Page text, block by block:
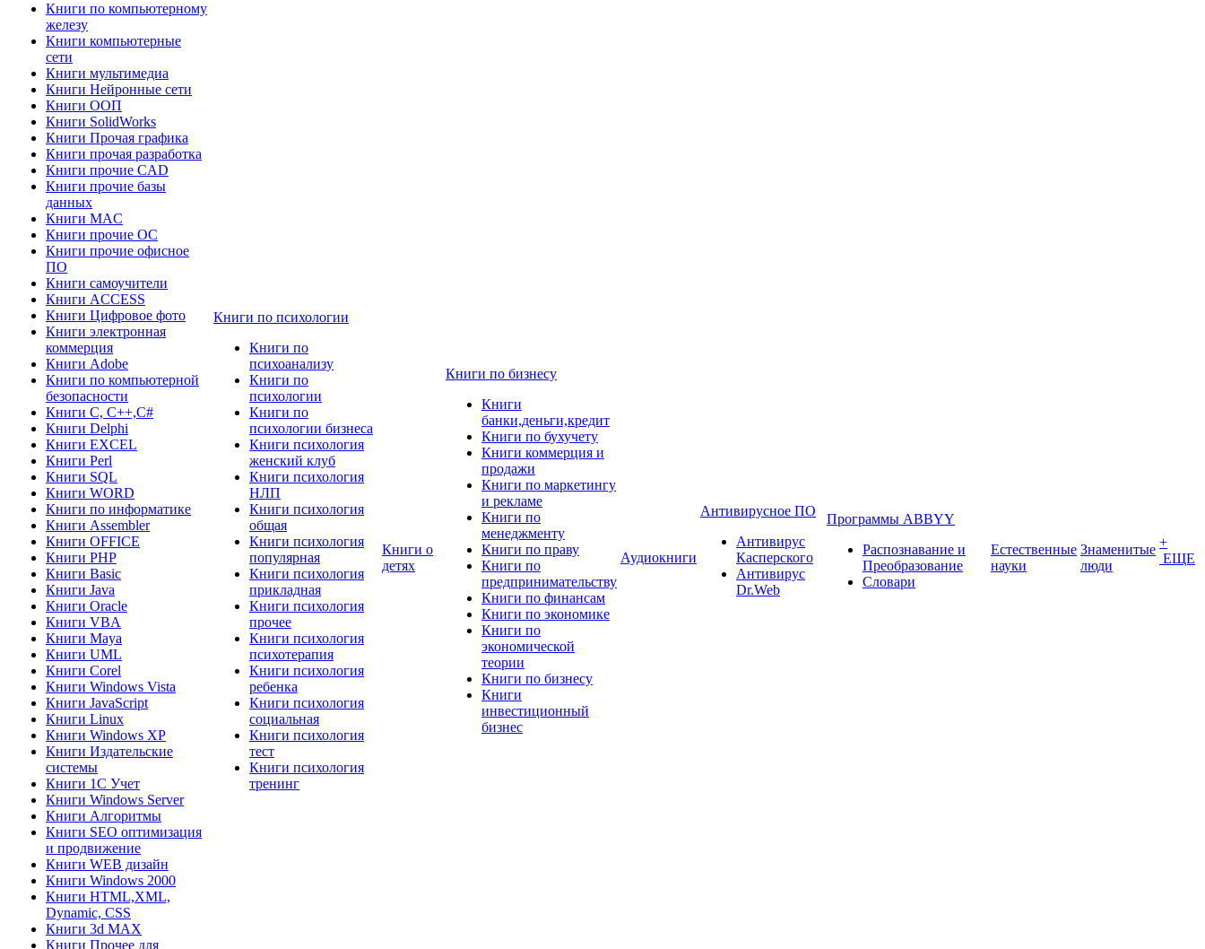
Книги по компьютерному
железу
Книги компьютерные
сети
Книги мультимедиа
Книги Нейронные сети
Книги ООП
Книги SolidWorks
Книги Прочая графика
Книги прочая разработка
Книги прочие CAD
Книги прочие базы
данных
Книги MAC
Книги прочие ОС
Книги прочие офисное
ПО
Книги самоучители
Книги ACCESS
Книги Цифровое фото
Книги электронная
коммерция
Книги Adobe
Книги по компьютерной
безопасности
Книги C, C++,С#
Книги Delphi
Книги EXCEL
Книги Perl
Книги SQL
Книги WORD
Книги по информатике
Книги Assembler
Книги OFFICE
Книги PHP
Книги Basic
Книги Java
Книги Oracle
Книги VBA
Книги Maya
Книги UML
Книги Corel
Книги Windows Vista
Книги JavaScript
Книги Linux
Книги Windows XP
Книги Издательские
системы
Книги 1C Учет
Книги Windows Server
Книги Алгоритмы
Книги SEO оптимизация
и продвижение
Книги WEB дизайн
Книги Windows 2000
Книги HTML,XML,
Dynamic, CSS
Книги 3d MAX
Книги Прочее для
Книги по психологии
Книги по
психоанализу
Книги по
психологии
Книги по
психологии бизнеса
Книги психология
женский клуб
Книги психология
НЛП
Книги психология
общая
Книги психология
популярная
Книги психология
прикладная
Книги психология
прочее
Книги психология
психотерапия
Книги психология
ребенка
Книги психология
социальная
Книги психология
тест
Книги психология
тренинг
Книги о
детях
Книги по бизнесу
Книги
банки,деньги,кредит
Книги по бухучету
Книги коммерция и
продажи
Книги по маркетингу
и рекламе
Книги по
менеджменту
Книги по праву
Книги по
предпринимательству
Книги по финансам
Книги по экономике
Книги по
экономической
теории
Книги по бизнесу
Книги
инвестиционный
бизнес
Аудиокниги
Антивирусное ПО
Антивирус
Касперского
Антивирус
Dr.Web
Программы ABBYY
Распознавание и
Преобразование
Словари
Естественные
науки
Знаменитые
люди
+
ЕЩЕ